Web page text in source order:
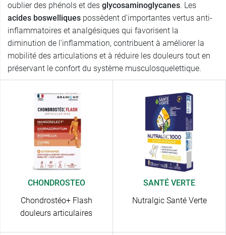
oublier des phénols et des glycosaminoglycanes. Les
acides boswelliques possèdent d'importantes vertus anti-
inflammatoires et analgésiques qui favorisent la
diminution de l'inflammation, contribuent à améliorer la
mobilité des articulations et à réduire les douleurs tout en
préservant le confort du système musculosquelettique.
CHONDROSTEO
Chondrostéo+ Flash
douleurs articulaires
SANTÉ VERTE
Nutralgic Santé Verte